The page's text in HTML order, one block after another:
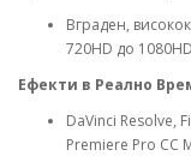
Вграден,
720HD до
Ефекти в Реално
DaVinci Resolve,
Premiere Pro CC